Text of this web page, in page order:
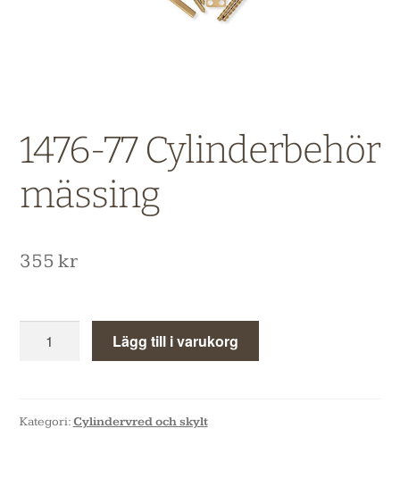
1476-77 Cylinderbehör
mässing
355kr
Lägg till i varukorg
Kategori:Cylindervred och skylt